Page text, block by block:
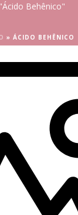
Behênico"
» ÁCIDO BEHÊNICO